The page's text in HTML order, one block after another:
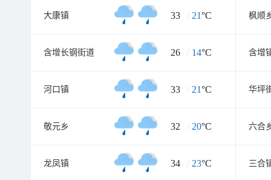
大康镇 33 / 21°C 枫顺
含增长钢街道 26 / 14°C 含增
河口镇 33 / 21°C 华坪
敬元乡 32 / 20°C 六合
龙凤镇 34 / 23°C 三合